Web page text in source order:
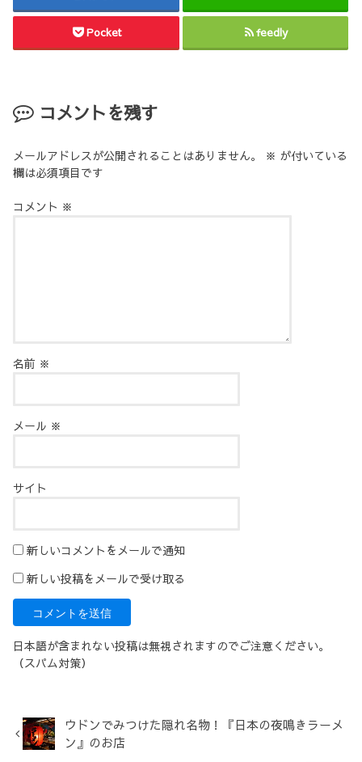
Pocket feedly
コメントを残す
メールアドレスが公開されることはありません。 ※ が付いている
欄は必須項目です
コメント ※
名前 ※
メール ※
サイト
新しいコメントをメールで通知
新しい投稿をメールで受け取る
日本語が含まれない投稿は無視されますのでご注意ください。
（スパム対策）
ウドンでみつけた隠れ名物！『日本の夜鳴きラーメ
ン』のお店